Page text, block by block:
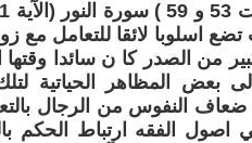
اسلوبا لائقا للتعامل مع
الصدر كا ن سائدا وقتها
بعض المظاهر الحياتية
النفوس من الرجال
اصول الفقه ارتباط الحكم